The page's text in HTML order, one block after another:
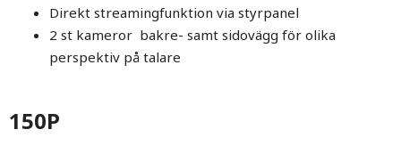
Direkt streamingfunktion via styrpanel
2 st kameror bakre- samt sidovägg för olika
perspektiv på talare
150P